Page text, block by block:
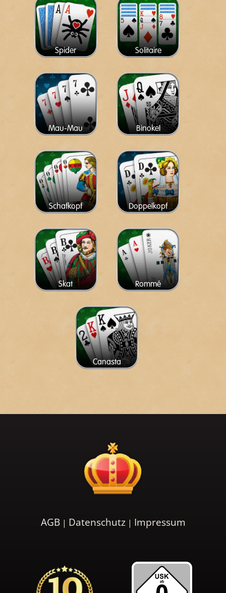
Spider Solitaire
Mau-Mau Binokel
Schafkopf Doppelkopf
Skat Rommé
Canasta
AGB Datenschutz Impressum